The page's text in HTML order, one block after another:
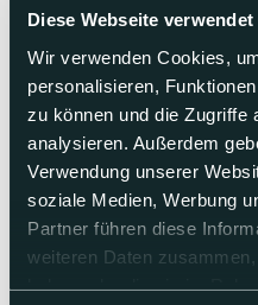
Diese Webseite
Wir verwenden Cookies,
personalisieren,
zu können und die Zugriffe
analysieren. Außerdem
Verwendung unserer
soziale Medien, Werbung
Partner führen diese
weiteren Daten
Samstag 18.07.2026
Übertragung
Wir übertragen wieder ein
Hochstehendes Ereignis: Die
Innenstadt. Von der
gesamte Parade mit allen